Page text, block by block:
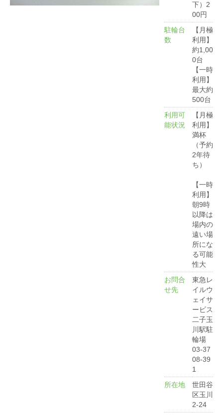
下）2
00円
駐輪台
数
【月極
利用】
約1,00
0台
【一時
利用】
最大約
500台
利用可
能状況
【月極
利用】
満杯
（予約
2年待
ち）
【一時
利用】
朝9時
以降は
場内の
遠い場
所にな
る可能
性大
お問合
せ先
東急レ
イルウ
ェイサ
ービス
二子玉
川駅駐
輪場
03-37
08-39
1
所在地
世田谷
区玉川
2-24